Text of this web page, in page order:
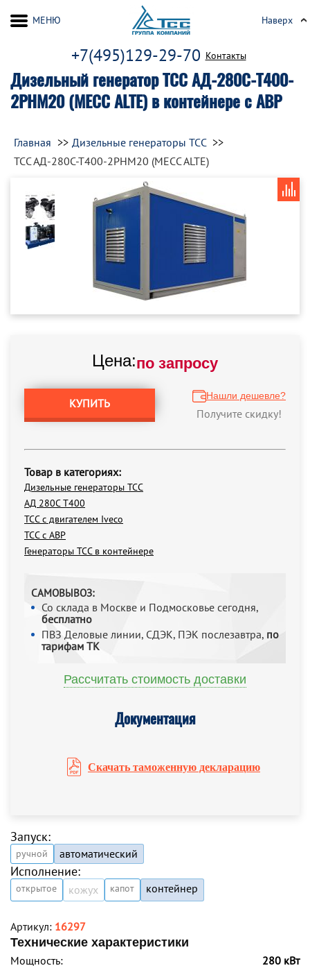
Дизельный генератор ТСС АД-280С-Т400-
2РНМ20 (MECC ALTE) в контейнере с АВР
+7(495)129-29-70 Контакты
МЕНЮ Наверх
Главная
Дизельные генераторы ТСС
ТСС АД-280С-Т400-2РНМ20 (MECC ALTE)
Цена:по запросу
КУПИТЬ
Нашли дешевле?
Получите скидку!
Товар в категориях:
Дизельные генераторы ТСС
АД 280С Т400
ТСС с двигателем Iveco
ТСС с АВР
Генераторы ТСС в контейнере
САМОВЫВОЗ:
Со склада в Москве и Подмосковье сегодня,
бесплатно
ПВЗ Деловые линии, СДЭК, ПЭК послезавтра, по
тарифам ТК
Рассчитать стоимость доставки
Документация
Скачать таможенную декларацию
Запуск:
ручной автоматический
Исполнение:
открытое кожух капот контейнер
Артикул: 16297
Технические характеристики
Мощность:
280 кВт